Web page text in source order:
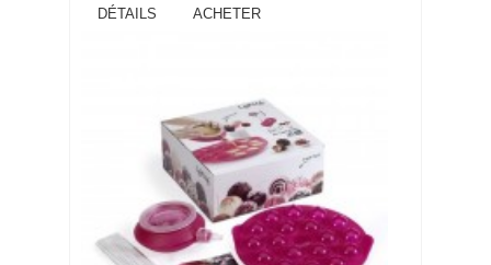
DÉTAILS ACHETER